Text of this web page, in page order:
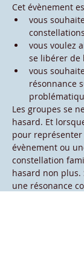
Cet évènement
vous
vous voulez
se libérer de
vous
résonnance
Les groupes se
hasard. Et
pour
évènement ou
constellation
hasard non plus.
une résonance